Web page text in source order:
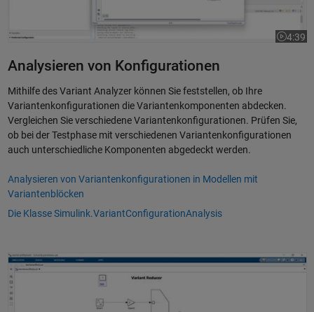
4:39
Dauer
Analysieren von Konfigurationen
Mithilfe des Variant Analyzer können Sie feststellen, ob Ihre
Variantenkonfigurationen die Variantenkomponenten abdecken.
Vergleichen Sie verschiedene Variantenkonfigurationen. Prüfen Sie,
ob bei der Testphase mit verschiedenen Variantenkonfigurationen
auch unterschiedliche Komponenten abgedeckt werden.
Analysieren von Variantenkonfigurationen in Modellen mit
Variantenblöcken
Die Klasse Simulink.VariantConfigurationAnalysis
Reduzieren von Variantenmodellen mithilfe des Variant Reducer